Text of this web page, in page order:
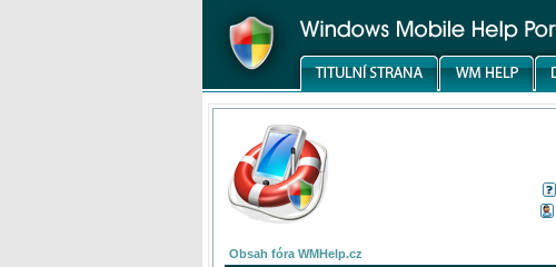
Obsah fóra WMHelp.cz